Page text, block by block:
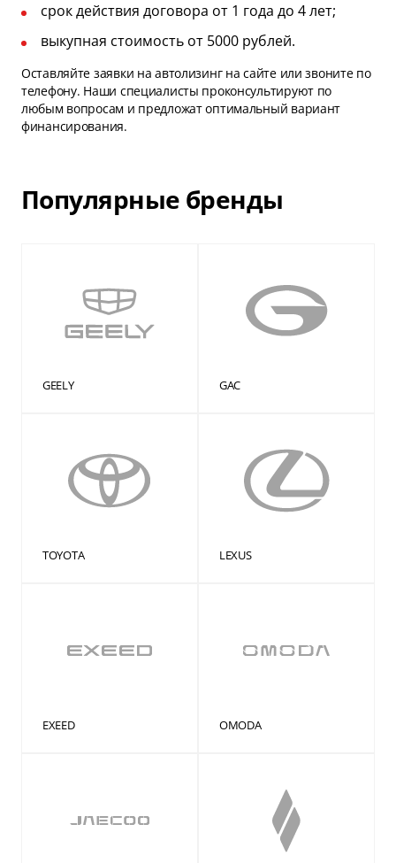
срок действия договора от 1 года до 4 лет;
выкупная стоимость от 5000 рублей.
Оставляйте заявки на автолизинг на сайте или звоните по
телефону. Наши специалисты проконсультируют по
любым вопросам и предложат оптимальный вариант
финансирования.
Популярные бренды
GEELY GAC
TOYOTA LEXUS
EXEED OMODA